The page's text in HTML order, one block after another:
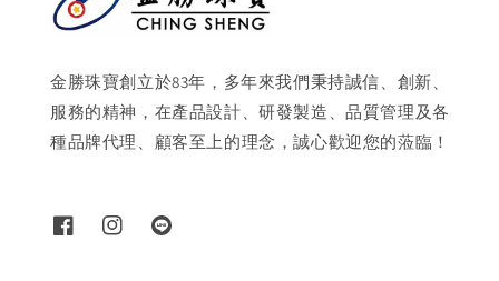
金勝珠寶創立於83年，多年來我們秉持誠信、創新、
服務的精神，在產品設計、研發製造、品質管理及各
種品牌代理、顧客至上的理念，誠心歡迎您的蒞臨！